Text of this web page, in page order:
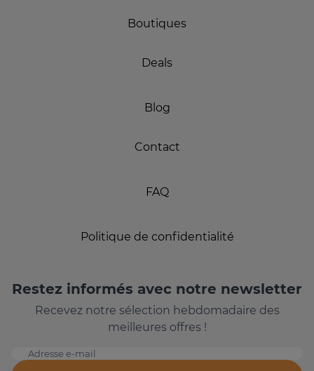
Boutiques
Deals
Blog
Contact
FAQ
Politique de confidentialité
Restez informés avec notre newsletter
Recevez notre sélection hebdomadaire des
meilleures offres !
Adresse e-mail